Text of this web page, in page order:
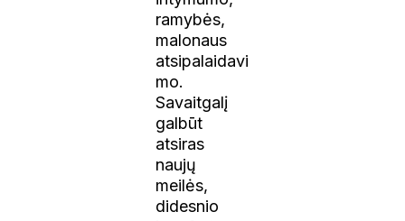
ramybės,
malonaus
atsipalaidavi
mo.
Savaitgalį
galbūt
atsiras
naujų
meilės,
didesnio